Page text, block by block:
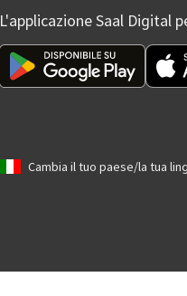
L'applicazione Saal Digital
Cambia il tuo paese/la tua